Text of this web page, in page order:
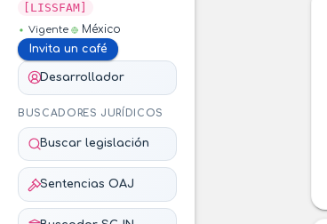
[LISSFAM]
Vigente
México
Invita un café
Desarrollador
BUSCADORES JURÍDICOS
Buscar legislación
Sentencias OAJ